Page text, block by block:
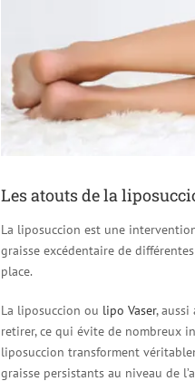
Les atouts de la
La liposuccion est une
graisse excédentaire de
place.
La liposuccion ou lipo Vaser,
retirer, ce qui évite de nombreux
liposuccion transforment
graisse persistants au niveau de